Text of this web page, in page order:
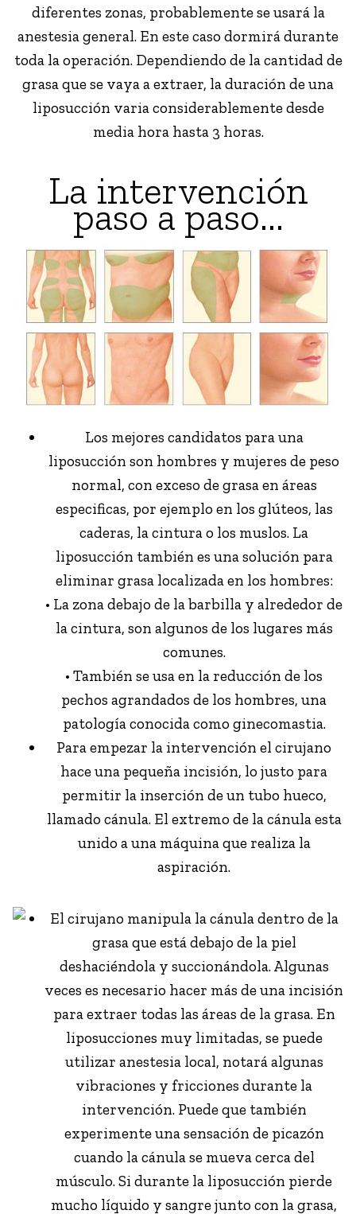
diferentes zonas, probablemente se usará la
anestesia general. En este caso dormirá durante
toda la operación. Dependiendo de la cantidad de
grasa que se vaya a extraer, la duración de una
liposucción varia considerablemente desde
media hora hasta 3 horas.
La intervención
paso a paso...
Los mejores candidatos para una
liposucción son hombres y mujeres de peso
normal, con exceso de grasa en áreas
especificas, por ejemplo en los glúteos, las
caderas, la cintura o los muslos. La
liposucción también es una solución para
eliminar grasa localizada en los hombres:
• La zona debajo de la barbilla y alrededor de
la cintura, son algunos de los lugares más
comunes.
• También se usa en la reducción de los
pechos agrandados de los hombres, una
patología conocida como ginecomastia.
Para empezar la intervención el cirujano
hace una pequeña incisión, lo justo para
permitir la inserción de un tubo hueco,
llamado cánula. El extremo de la cánula esta
unido a una máquina que realiza la
aspiración.
El cirujano manipula la cánula dentro de la
grasa que está debajo de la piel
deshaciéndola y succionándola. Algunas
veces es necesario hacer más de una incisión
para extraer todas las áreas de la grasa. En
liposucciones muy limitadas, se puede
utilizar anestesia local, notará algunas
vibraciones y fricciones durante la
intervención. Puede que también
experimente una sensación de picazón
cuando la cánula se mueva cerca del
músculo. Si durante la liposucción pierde
mucho líquido y sangre junto con la grasa,